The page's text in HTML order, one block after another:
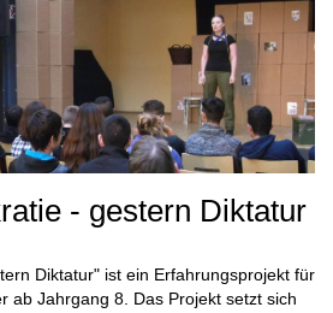
- gestern Diktatur
Diktatur" ist ein Erfahrungsprojekt für
ab Jahrgang 8. Das Projekt setzt sich